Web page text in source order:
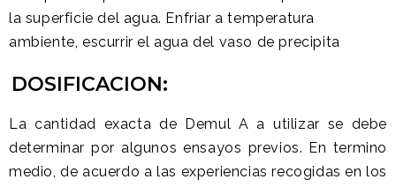
la superficie del agua. Enfriar a temperatura
ambiente, escurrir el agua del vaso de precipita
DOSIFICACION:
La cantidad exacta de Demul A a utilizar se debe
determinar por algunos ensayos previos. En termino
medio, de acuerdo a las experiencias recogidas en los